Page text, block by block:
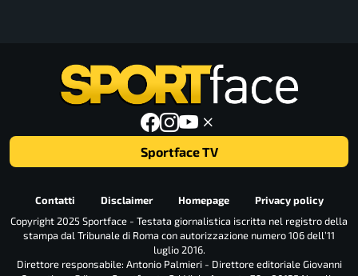
Sportface TV
Contatti Disclaimer Homepage
Privacy policy
Copyright 2025 Sportface - Testata giornalistica iscritta nel registro della
stampa dal Tribunale di Roma con autorizzazione numero 106 dell’11
luglio 2016.
Direttore responsabile: Antonio Palmieri - Direttore editoriale Giovanni